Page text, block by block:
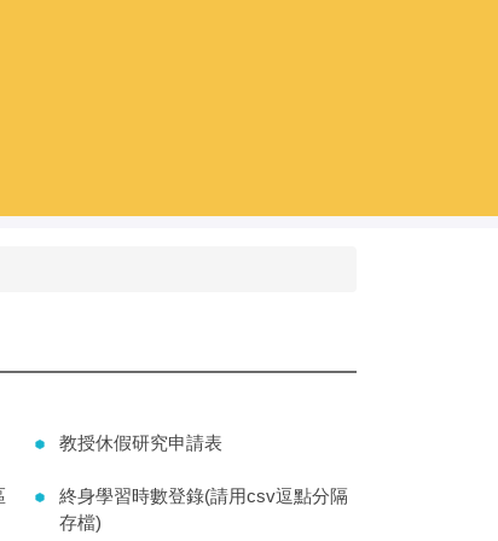
教授休假研究申請表
終身學習時數登錄(請用csv逗點分隔
存檔)